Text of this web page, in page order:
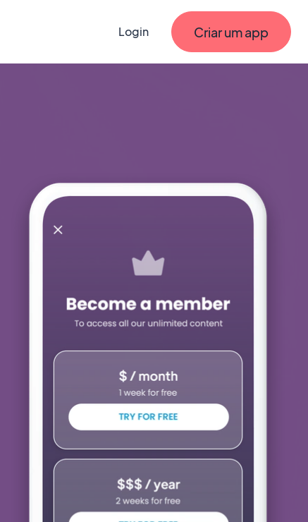
Login Criar um app